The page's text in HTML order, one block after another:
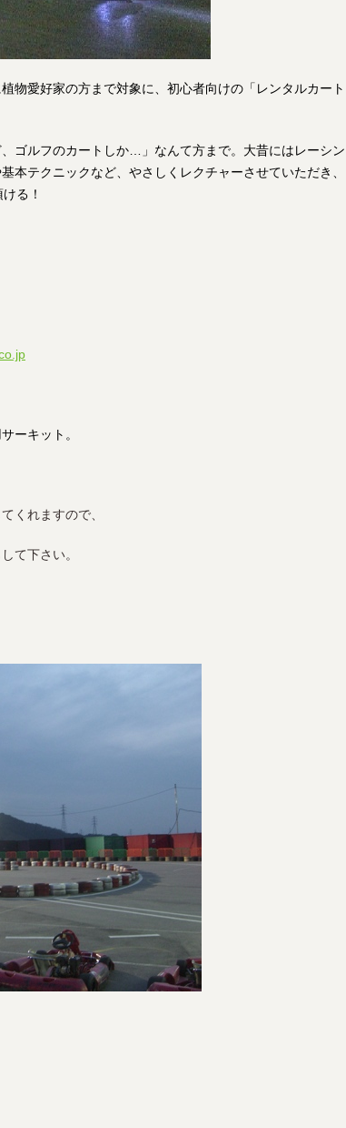
物愛好家の方まで対象に、初心者向けの「レンタルカート
ゴルフのカートしか…」なんて方まで。大昔にはレーシン
本テクニックなど、やさしくレクチャーさせていただき、
る！
ーキット。
くれますので、
て下さい。